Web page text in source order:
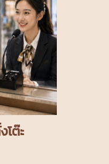
โต๊ะ